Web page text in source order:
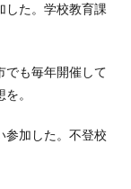
した。学校教育課
でも毎年開催して
。
加した。不登校